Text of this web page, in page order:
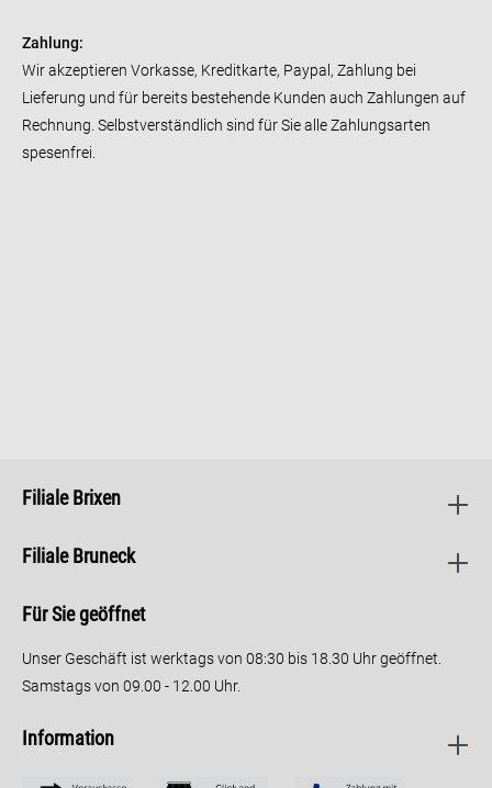
Zahlung:
Wir akzeptieren Vorkasse, Kreditkarte, Paypal, Zahlung bei
Lieferung und für bereits bestehende Kunden auch Zahlungen auf
Rechnung. Selbstverständlich sind für Sie alle Zahlungsarten
spesenfrei.
Filiale Brixen
Filiale Bruneck
Für Sie geöffnet
Unser Geschäft ist werktags von 08:30 bis 18.30 Uhr geöffnet.
Samstags von 09.00 - 12.00 Uhr.
Information